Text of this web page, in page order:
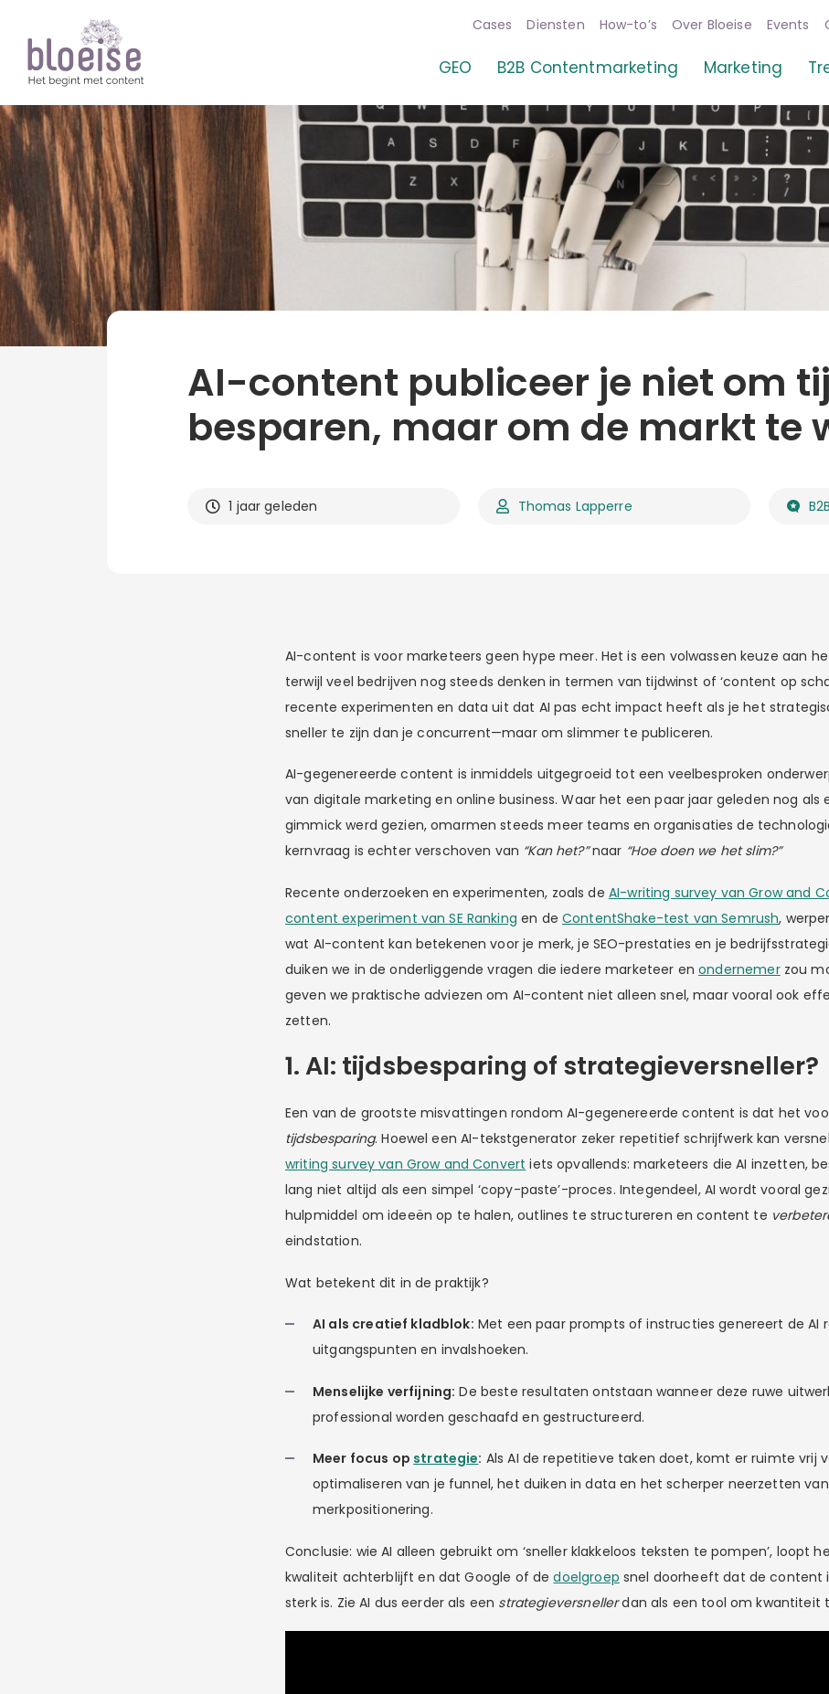
Artikelen
Cases Diensten How-to’s Over Bloeise Events
GEO B2B Contentmarketing Marketing
AI-content publiceer je niet om
besparen, maar om de markt te
1 jaar geleden Thomas Lapperre
AI-content is voor marketeers geen hype meer. Het is een volwassen keuze aan
terwijl veel bedrijven nog steeds denken in termen van tijdwinst of ‘content op
recente experimenten en data uit dat AI pas echt impact heeft als je het
sneller te zijn dan je concurrent—maar om slimmer te publiceren.
AI-gegenereerde content is inmiddels uitgegroeid tot een veelbesproken
van digitale marketing en online business. Waar het een paar jaar geleden nog als
gimmick werd gezien, omarmen steeds meer teams en organisaties de
kernvraag is echter verschoven van “Kan het?”naar “Hoe doen we het slim?”
Recente onderzoeken en experimenten, zoals de AI-writing survey van Grow and
content experiment van SE Ranking en deContentShake-test van Semrush,
wat AI-content kan betekenen voor je merk, je SEO-prestaties en je
duiken we in de onderliggende vragen die iedere marketeer enondernemerzou
geven we praktische adviezen om AI-content niet alleen snel, maar vooral ook
zetten.
1. AI: tijdsbesparing of strategieversneller?
Een van de grootste misvattingen rondom AI-gegenereerde content is dat het
tijdsbesparing. Hoewel een AI-tekstgenerator zeker repetitief schrijfwerk kan
writing survey van Grow and Convert iets opvallends: marketeers die AI inzetten,
lang niet altijd als een simpel ‘copy-paste’-proces. Integendeel, AI wordt vooral
hulpmiddel om ideeën op te halen, outlines te structureren en content te
eindstation.
Wat betekent dit in de praktijk?
AI als creatief kladblok: Met een paar prompts of instructies genereert de AI
uitgangspunten en invalshoeken.
Menselijke verfijning: De beste resultaten ontstaan wanneer deze ruwe
professional worden geschaafd en gestructureerd.
Meer focus op strategie: Als AI de repetitieve taken doet, komt er ruimte vrij
optimaliseren van je funnel, het duiken in data en het scherper neerzetten
merkpositionering.
Conclusie: wie AI alleen gebruikt om ‘sneller klakkeloos teksten te pompen’, loopt
kwaliteit achterblijft en dat Google of dedoelgroep snel doorheeft dat de content
sterk is. Zie AI dus eerder als een strategieversnellerdan als een tool om kwantiteit